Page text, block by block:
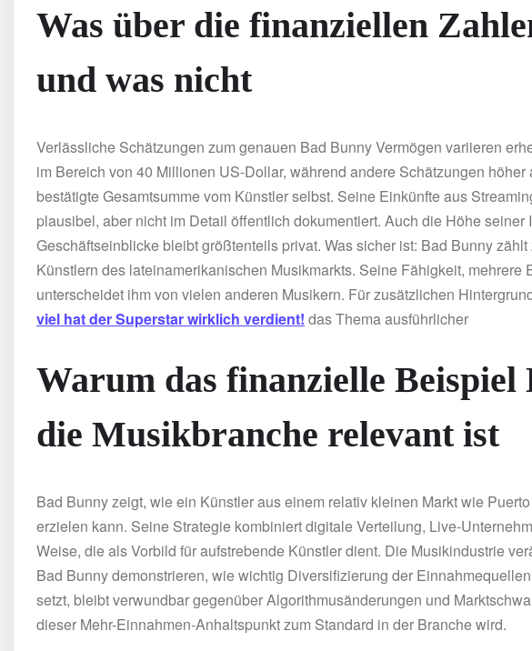
Was über die finanziellen
und was nicht
Verlässliche Schätzungen zum genauen Bad Bunny Vermögen variieren
im Bereich von 40 Millionen US-Dollar, während andere Schätzungen
bestätigte Gesamtsumme vom Künstler selbst. Seine Einkünfte aus
plausibel, aber nicht im Detail öffentlich dokumentiert. Auch die Höhe
Geschäftseinblicke bleibt größtenteils privat. Was sicher ist: Bad Bunny
Künstlern des lateinamerikanischen Musikmarkts. Seine Fähigkeit, mehrere
unterscheidet ihm von vielen anderen Musikern. Für zusätzlichen
viel hat der Superstar wirklich verdient! das Thema ausführlicher
Warum das finanzielle
die Musikbranche relevant ist
Bad Bunny zeigt, wie ein Künstler aus einem relativ kleinen Markt wie
erzielen kann. Seine Strategie kombiniert digitale Verteilung, Live-
Weise, die als Vorbild für aufstrebende Künstler dient. Die Musikindustrie
Bad Bunny demonstrieren, wie wichtig Diversifizierung der
setzt, bleibt verwundbar gegenüber Algorithmusänderungen und
dieser Mehr-Einnahmen-Anhaltspunkt zum Standard in der Branche wird.